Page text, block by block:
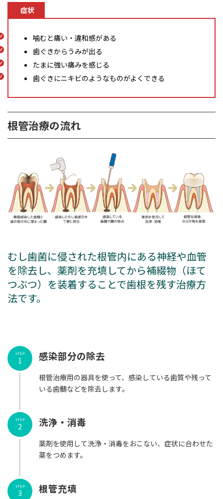
症状
噛むと痛い・違和感がある
歯ぐきからうみが出る
たまに強い痛みを感じる
歯ぐきにニキビのようなものがよくできる
根管治療の流れ
むし歯菌に侵された根管内にある神経や血管
を除去し、薬剤を充填してから補綴物（ほて
つぶつ）を装着することで歯根を残す治療方
法です。
感染部分の除去
根管治療用の器具を使って、感染している歯質や残って
いる歯髄などを除去します。
STEP
1
洗浄・消毒
薬剤を使用して洗浄・消毒をおこない、症状に合わせた
薬をつめます。
STEP
2
根管充填
STEP
3